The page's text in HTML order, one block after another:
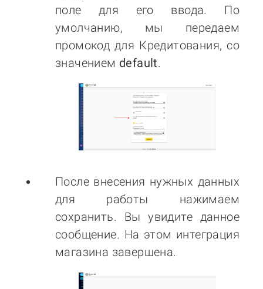
поле для его ввода. По
умолчанию, мы передаем
промокод для Кредитования, со
значением default.
После внесения нужных данных
для работы нажимаем
сохранить. Вы увидите данное
сообщение. На этом интеграция
магазина завершена.